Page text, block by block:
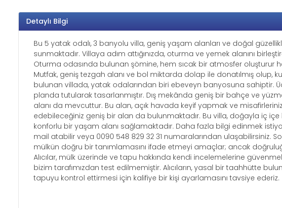
Detaylı Bilgi
Bu 5 yatak odalı, 3 banyolu villa, geniş yaşam alanları ve doğal
sunmaktadır. Villaya adım attığınızda, oturma ve yemek alanını
Oturma odasında bulunan şömine, hem sıcak bir atmosfer oluşturur
Mutfak, geniş tezgah alanı ve bol miktarda dolap ile donatılmış olup,
bulunan villada, yatak odalarından biri ebeveyn banyosuna sahiptir.
planda tutularak tasarlanmıştır. Dış mekânda geniş bir bahçe ve
alanı da mevcuttur. Bu alan, açık havada keyif yapmak ve
edebileceğiniz geniş bir alan da bulunmaktadır. Bu villa, doğayla iç
konforlu bir yaşam alanı sağlamaktadır. Daha fazla bilgi edinmek
mail atabilir veya 0090 548 829 32 31 numaralarından ulaşabilirsiniz.
mülkün doğru bir tanımlamasını ifade etmeyi amaçlar; ancak
Alıcılar, mülk üzerinde ve tapu hakkında kendi incelemelerine
bizim tarafımızdan test edilmemiştir. Alıcıların, yasal bir taahhütte
tapuyu kontrol ettirmesi için kalifiye bir kişi ayarlamasını tavsiye ederiz.